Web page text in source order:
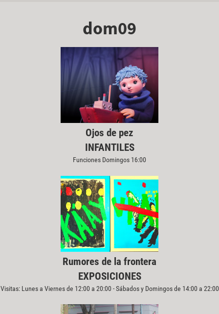
dom09
Ojos de pez
INFANTILES
Funciones Domingos 16:00
Rumores de la frontera
EXPOSICIONES
Visitas: Lunes a Viernes de 12:00 a 20:00 - Sábados y Domingos de 14:00 a 22:00